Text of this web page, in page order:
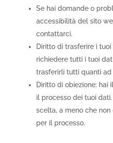
Se hai domande o
accessibilità del sito
contattarci.
Diritto di trasferire i
richiedere tutti i tuoi
trasferirli tutti quanti
Diritto di obiezione: hai
il processo dei tuoi
scelta, a meno che
per il processo.